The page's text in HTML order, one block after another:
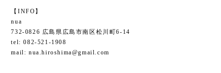
【INFO】
nua
732-0826 広島県広島市南区松川町6-14
tel: 082-521-1908
mail: nua.hiroshima@gmail.com